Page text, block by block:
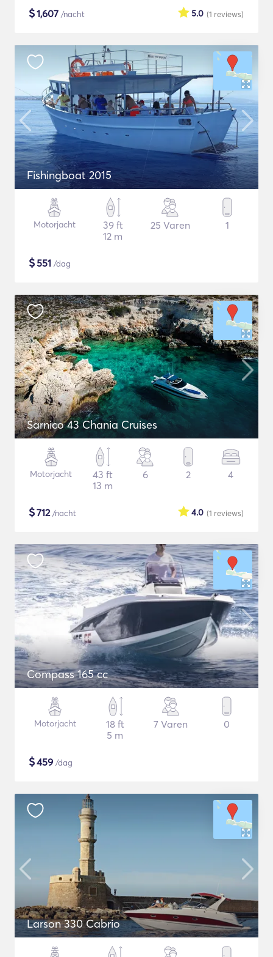
$1,607 /nacht (1 reviews)
5.0
Fishingboat 2015
Motorjacht
39 ft
12 m
25 Varen 1
$551 /dag
Sarnico 43 Chania Cruises
Motorjacht
43 ft
13 m
6 2 4
$712/nacht (1 reviews)
4.0
Compass 165 cc
Motorjacht
18 ft
5 m
7 Varen 0
$459 /dag
Larson 330 Cabrio